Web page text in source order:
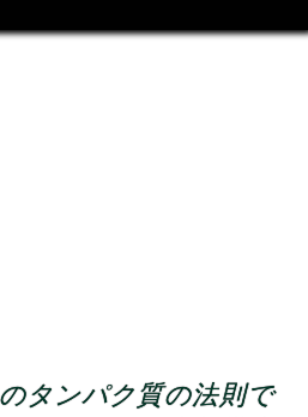
タンパク質の法則で